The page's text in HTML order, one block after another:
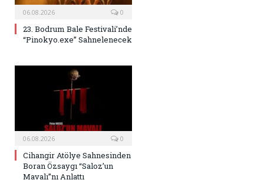
06.08.2026 0
23. Bodrum Bale Festivali’nde
“Pinokyo.exe” Sahnelenecek
06.08.2026 0
Cihangir Atölye Sahnesinden
Boran Özsaygı “Saloz’un
Mavalı”nı Anlattı